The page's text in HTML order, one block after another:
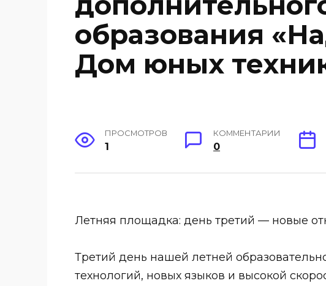
образования
Дом юных
ПРОСМОТРОВ
1
КОММЕНТАРИИ
0
Летняя площадка: день третий — новые
Третий день нашей летней
технологий, новых языков и высокой